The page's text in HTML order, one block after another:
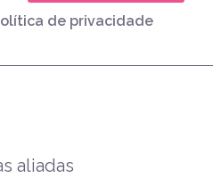
de privacidade
aliadas